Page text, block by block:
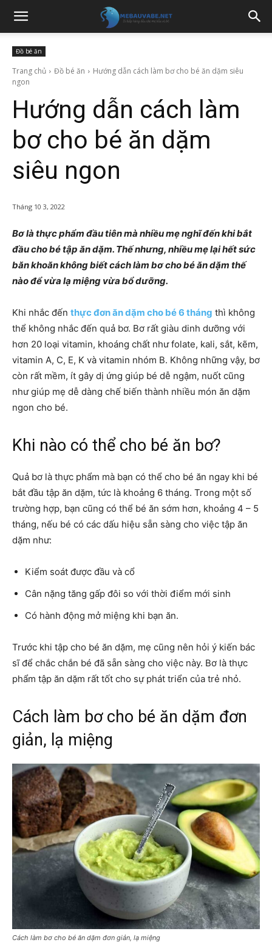
Đồ bé ăn
Trang chủ Đồ bé ăn
Hướng dẫn cách làm bơ cho bé ăn dặm siêu
ngon
Hướng dẫn cách làm
bơ cho bé ăn dặm
siêu ngon
Tháng 10 3, 2022
Bơ là thực phẩm đầu tiên mà nhiều mẹ nghĩ đến khi bắt
đầu cho bé tập ăn dặm. Thế nhưng, nhiều mẹ lại hết sức
băn khoăn không biết cách làm bơ cho bé ăn dặm thế
nào để vừa lạ miệng vừa bổ dưỡng.
Khi nhắc đến thực đơn ăn dặm cho bé 6 tháng thì không
thể không nhắc đến quả bơ. Bơ rất giàu dinh dưỡng với
hơn 20 loại vitamin, khoáng chất như folate, kali, sắt, kẽm,
vitamin A, C, E, K và vitamin nhóm B. Không những vậy, bơ
còn rất mềm, ít gây dị ứng giúp bé dễ ngậm, nuốt cũng
như giúp mẹ dễ dàng chế biến thành nhiều món ăn dặm
ngon cho bé.
Khi nào có thể cho bé ăn bơ?
Quả bơ là thực phẩm mà bạn có thể cho bé ăn ngay khi bé
bắt đầu tập ăn dặm, tức là khoảng 6 tháng. Trong một số
trường hợp, bạn cũng có thể bé ăn sớm hơn, khoảng 4 – 5
tháng, nếu bé có các dấu hiệu sẵn sàng cho việc tập ăn
dặm như:
Kiểm soát được đầu và cổ
Cân nặng tăng gấp đôi so với thời điểm mới sinh
Có hành động mở miệng khi bạn ăn.
Trước khi tập cho bé ăn dặm, mẹ cũng nên hỏi ý kiến bác
sĩ để chắc chắn bé đã sẵn sàng cho việc này. Bơ là thực
phẩm tập ăn dặm rất tốt cho sự phát triển của trẻ nhỏ.
Cách làm bơ cho bé ăn dặm đơn
giản, lạ miệng
Cách làm bơ cho bé ăn dặm đơn giản, lạ miệng